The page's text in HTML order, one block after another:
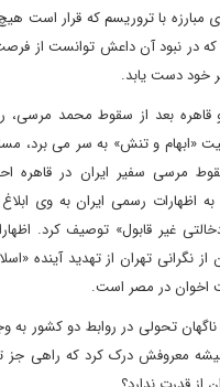
مبارزه با تروریسم که قرار است
که در نبود آن داعش توانست از
خود دست یابد.
و قاهره بعد از سقوط محمد
«ابهام و تنش» به سر می برد،
مرسی سفیر ایران در قاهره
اظهارات رسمی ایران به وی
غیر قابول» توصیف کرد.
از نگرانی تهران از تهدید آینده
در مصر است.
تحولی در روابط دو کشور به
معروفش درک کرد که راهی جز